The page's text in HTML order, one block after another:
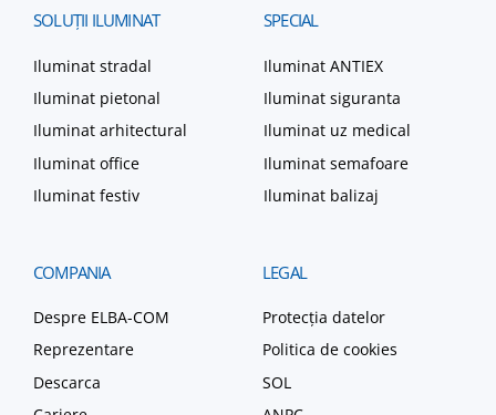
SOLUȚII ILUMINAT
Iluminat stradal
Iluminat pietonal
Iluminat arhitectural
Iluminat office
Iluminat festiv
SPECIAL
Iluminat ANTIEX
Iluminat siguranta
Iluminat uz medical
Iluminat semafoare
Iluminat balizaj
COMPANIA
Despre ELBA-COM
Reprezentare
Descarca
LEGAL
Protecția datelor
Politica de cookies
SOL